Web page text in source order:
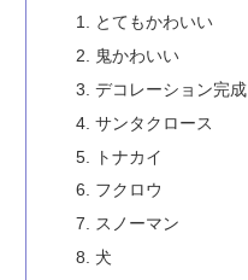
とてもかわいい
鬼かわいい
デコレーション完成
サンタクロース
トナカイ
フクロウ
スノーマン
犬